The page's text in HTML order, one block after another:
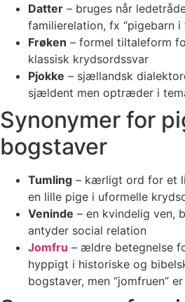
Datter – bruges når
familierelation, fx “pigebarn i
Frøken – formel tiltaleform
klassisk krydsordssvar
Pjokke – sjællandsk
sjældent men optræder i
Synonymer for
bogstaver
Tumling – kærligt ord for et
en lille pige i uformelle
Veninde – en kvindelig ven,
antyder social relation
Jomfru – ældre betegnelse
hyppigt i historiske og
bogstaver, men “jomfruen”